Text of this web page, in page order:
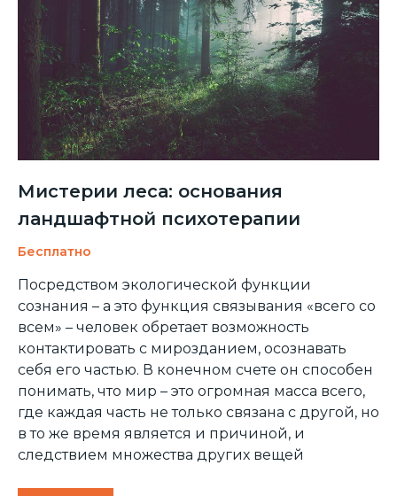
Мистерии леса: основания
ландшафтной психотерапии
Бесплатно
Посредством экологической функции
сознания – а это функция связывания «всего со
всем» – человек обретает возможность
контактировать с мирозданием, осознавать
себя его частью. В конечном счете он способен
понимать, что мир – это огромная масса всего,
где каждая часть не только связана с другой, но
в то же время является и причиной, и
следствием множества других вещей